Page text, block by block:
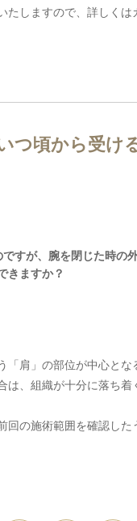
しますので、詳しく
つ頃から受け
すが、腕を閉じた時の
きますか？
肩」の部位が中心とな
、組織が十分に落ち
の施術範囲を確認し